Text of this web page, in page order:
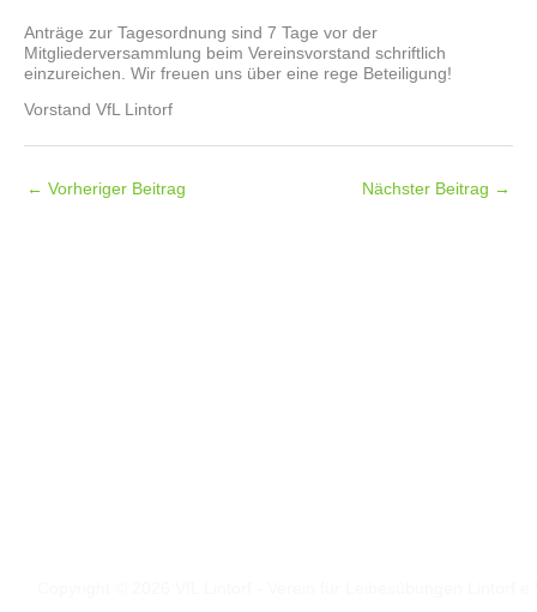
Anträge zur Tagesordnung sind 7 Tage vor der
Mitgliederversammlung beim Vereinsvorstand schriftlich
einzureichen. Wir freuen uns über eine rege Beteiligung!
Vorstand VfL Lintorf
← Vorheriger Beitrag Nächster Beitrag →